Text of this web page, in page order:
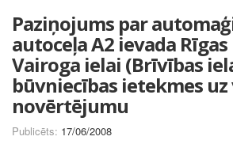
Paziņojums par
autoceļa A2 ievada
Vairoga ielai (Brīvības
būvniecības ietekmes
novērtējumu
Publicēts: 17/06/2008